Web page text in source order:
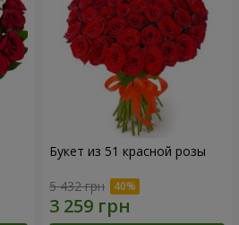
Букет из 51 красной розы
5 432 грн